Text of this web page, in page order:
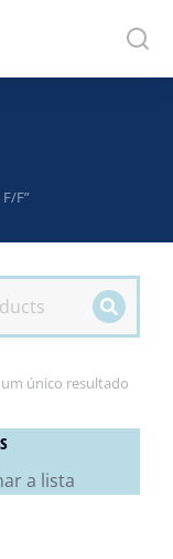
F”
único resultado
a lista